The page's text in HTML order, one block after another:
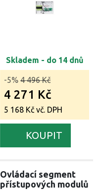
Skladem - do 14 dnů
-5% 4 496 Kč
4 271 Kč
5 168 Kč vč. DPH
KOUPIT
Ovládací segment
přístupových modulů